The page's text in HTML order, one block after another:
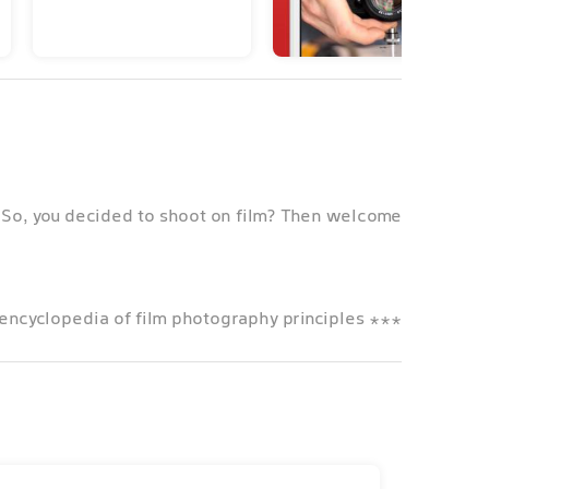
So, you decided to shoot on film? Then welcome!
*** An encyclopedia of film photography principles ***
film is undergoing a renaissance!